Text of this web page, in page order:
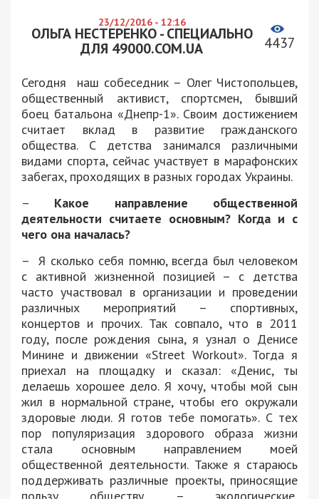
23/12/2016 - 12:16
ОЛЬГА НЕСТЕРЕНКО - СПЕЦИАЛЬНО
ДЛЯ 49000.COM.UA
4437
Сегодня наш собеседник – Олег Чистопольцев,
общественный активист, спортсмен, бывший
боец батальона «Днепр-1». Своим достижением
считает вклад в развитие гражданского
общества. С детства занимался различными
видами спорта, сейчас участвует в марафонских
забегах, проходящих в разных городах Украины.
– Какое направление общественной
деятельности считаете основным? Когда и с
чего она началась?
– Я сколько себя помню, всегда был человеком
с активной жизненной позицией – с детства
часто участвовал в организации и проведении
различных мероприятий – спортивных,
концертов и прочих. Так совпало, что в 2011
году, после рождения сына, я узнал о Денисе
Минине и движении «Street Workout». Тогда я
приехал на площадку и сказал: «Денис, ты
делаешь хорошее дело. Я хочу, чтобы мой сын
жил в нормальной стране, чтобы его окружали
здоровые люди. Я готов тебе помогать». С тех
пор популяризация здорового образа жизни
стала основным направлением моей
общественной деятельности. Также я стараюсь
поддерживать различные проекты, приносящие